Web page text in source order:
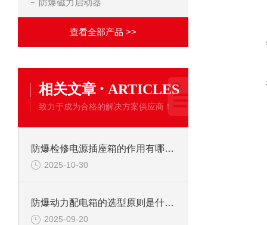
防爆磁力启动器
查看全部产品 >>
相关文章 · ARTICLES
致力于成为合格的解决方案供应商！
防爆检修电源插座箱的作用有哪些？
2025-10-30
防爆动力配电箱的选型原则是什么?
2025-09-20